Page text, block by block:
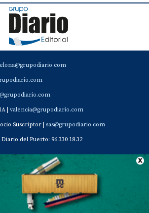
| valencia@grupodiario.com
Suscriptor | sas@grupodiario.com
del Puerto: 96 330 18 32
Quiénes somos Política de privacidad